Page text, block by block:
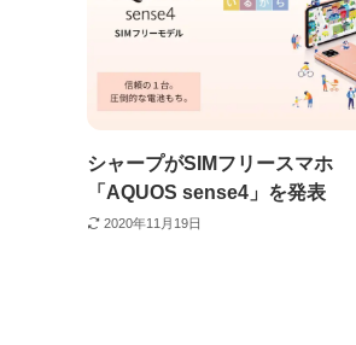
シャープがSIMフリースマホ
「AQUOS sense4」を発表
2020年11月19日